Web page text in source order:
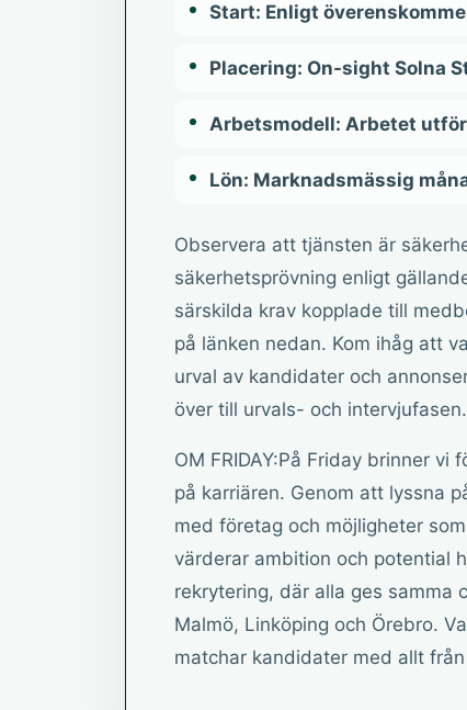
Start: Enligt
Placering: On-sight Solna
Arbetsmodell: Arbetet
Lön: Marknadsmässig
Observera att tjänsten är
säkerhetsprövning enligt
särskilda krav kopplade till
på länken nedan. Kom ihåg att
urval av kandidater och
över till urvals- och
OM FRIDAY:På Friday brinner
på karriären. Genom att lyssna
med företag och möjligheter
värderar ambition och potential
rekrytering, där alla ges samma
Malmö, Linköping och Örebro.
matchar kandidater med allt